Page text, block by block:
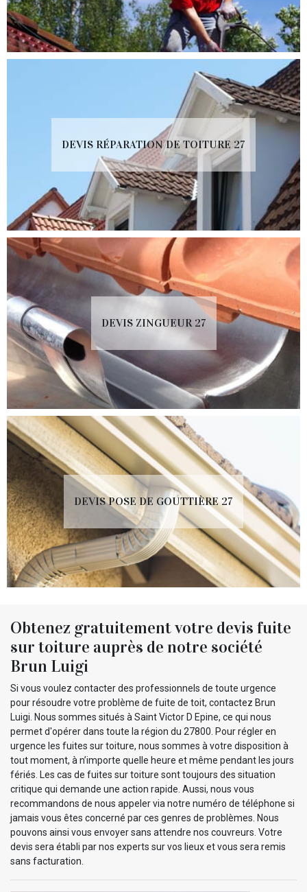
DEVIS RÉPARATION DE TOITURE 27
DEVIS ZINGUEUR 27
DEVIS POSE DE GOUTTIÈRE 27
Obtenez gratuitement votre devis fuite
sur toiture auprès de notre société
Brun Luigi
Si vous voulez contacter des professionnels de toute urgence
pour résoudre votre problème de fuite de toit, contactez Brun
Luigi. Nous sommes situés à Saint Victor D Epine, ce qui nous
permet d'opérer dans toute la région du 27800. Pour régler en
urgence les fuites sur toiture, nous sommes à votre disposition à
tout moment, à n’importe quelle heure et même pendant les jours
fériés. Les cas de fuites sur toiture sont toujours des situation
critique qui demande une action rapide. Aussi, nous vous
recommandons de nous appeler via notre numéro de téléphone si
jamais vous êtes concerné par ces genres de problèmes. Nous
pouvons ainsi vous envoyer sans attendre nos couvreurs. Votre
devis sera établi par nos experts sur vos lieux et vous sera remis
sans facturation.